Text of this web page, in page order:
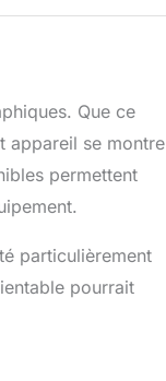
Que ce
appareil se montre
permettent
particulièrement
pourrait